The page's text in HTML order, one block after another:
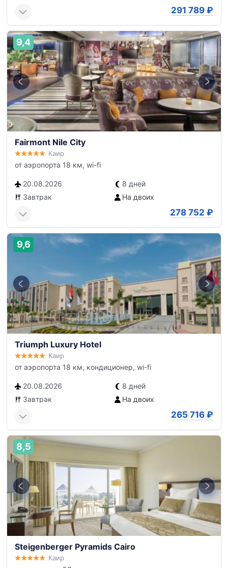
291 789 ₽
9,4
Fairmont Nile City
Каир
от аэропорта 18 км, wi-fi
20.08.2026
8 дней
Завтрак
На двоих
278 752 ₽
9,6
Triumph Luxury Hotel
Каир
от аэропорта 18 км, кондиционер, wi-fi
20.08.2026
8 дней
Завтрак
На двоих
265 716 ₽
8,5
Steigenberger Pyramids Cairo
Каир